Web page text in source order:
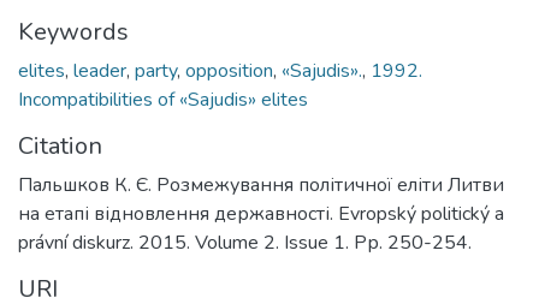
Keywords
elites, leader, party, opposition, «Sajudis»., 1992.
Incompatibilities of «Sajudis» elites
Citation
Пальшков К. Є. Розмежування політичної еліти Литви
на етапі відновлення державності. Evropský politický a
právní diskurz. 2015. Volume 2. Issue 1. Рр. 250-254.
URI